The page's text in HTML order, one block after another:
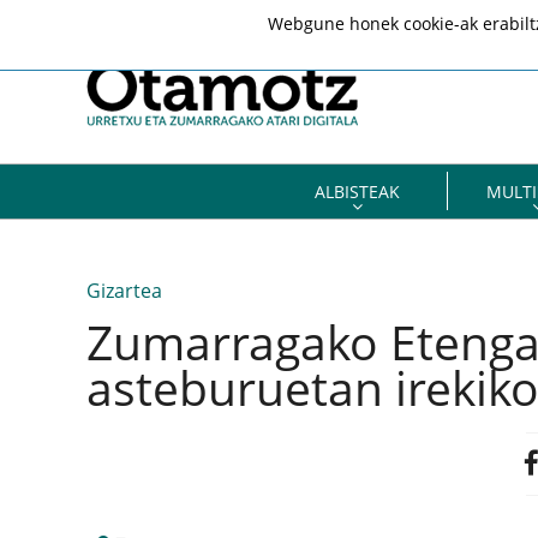
ALBISTEAK
Gizartea
Zumarragako
asteburuetan
Webgune honek cookie-ak